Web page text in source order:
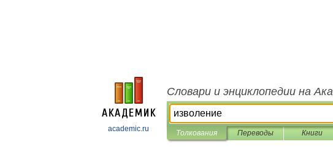
academic.ru
Словари и энциклопедии на
Толкования Переводы Книги